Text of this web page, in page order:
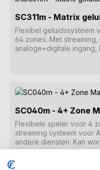
SC311m - Matrix
Flexibel geluidssysteem
64 zones. Met streaming,
analoge+digitale ingang,
SC040m - 4+ Zone
Flexibele speler voor 4
streaming systeem voor
andere diensten. Kan
maximaal 64 zones.